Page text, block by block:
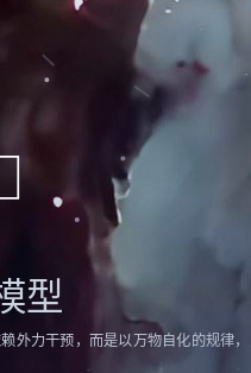
型
力干预，而是以万物自化的规律